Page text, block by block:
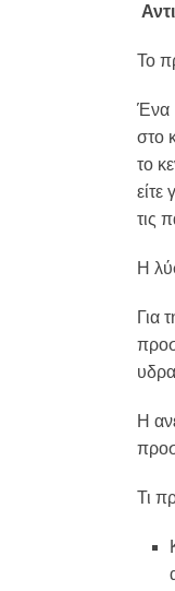
Το
Ένα
στο
το
είτε
τις
Η
Για
H
Τι